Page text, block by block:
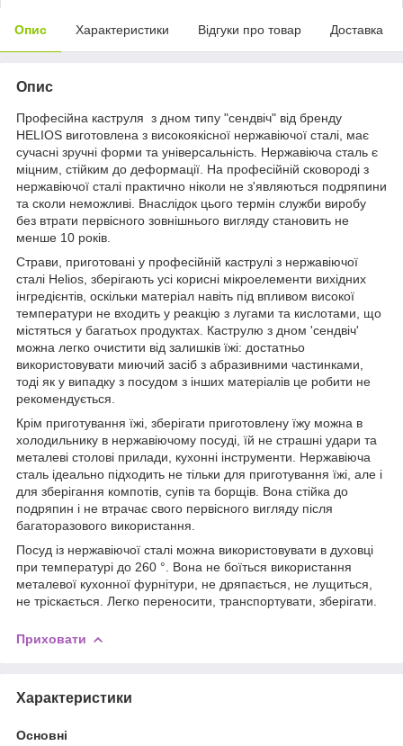
Опис Характеристики Відгуки про товар Доставка
Опис
Професійна каструля з дном типу "сендвіч" від бренду
HELIOS виготовлена ​​з високоякісної нержавіючої сталі, має
сучасні зручні форми та універсальність. Нержавіюча сталь є
міцним, стійким до деформації. На професійній сковороді з
нержавіючої сталі практично ніколи не з'являються подряпини
та сколи неможливі. Внаслідок цього термін служби виробу
без втрати первісного зовнішнього вигляду становить не
менше 10 років.
Страви, приготовані у професійній каструлі з нержавіючої
сталі Helios, зберігають усі корисні мікроелементи вихідних
інгредієнтів, оскільки матеріал навіть під впливом високої
температури не входить у реакцію з лугами та кислотами, що
містяться у багатьох продуктах. Каструлю з дном 'сендвіч'
можна легко очистити від залишків їжі: достатньо
використовувати миючий засіб з абразивними частинками,
тоді як у випадку з посудом з інших матеріалів це робити не
рекомендується.
Крім приготування їжі, зберігати приготовлену їжу можна в
холодильнику в нержавіючому посуді, їй не страшні удари та
металеві столові прилади, кухонні інструменти. Нержавіюча
сталь ідеально підходить не тільки для приготування їжі, але і
для зберігання компотів, супів та борщів. Вона стійка до
подряпин і не втрачає свого первісного вигляду після
багаторазового використання.
Посуд із нержавіючої сталі можна використовувати в духовці
при температурі до 260 °. Вона не боїться використання
металевої кухонної фурнітури, не дряпається, не лущиться,
не тріскається. Легко переносити, транспортувати, зберігати.
Приховати
Характеристики
Основні